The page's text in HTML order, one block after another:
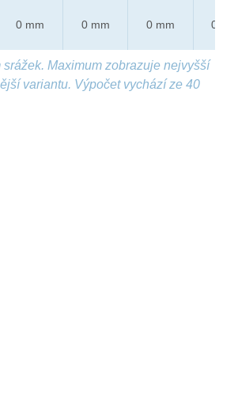
0 mm 0 mm 0 mm 0 mm
Maximum zobrazuje nejvyšší
variantu. Výpočet vychází ze 40